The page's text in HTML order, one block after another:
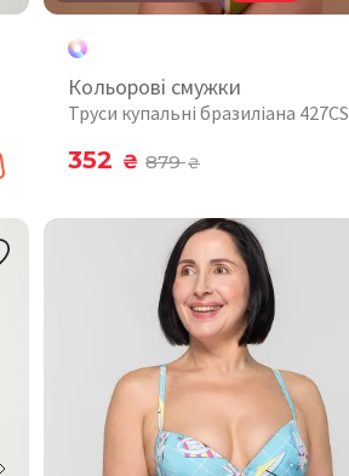
Кольорові смужки
Труси купальні бразиліана 427CS
352 ₴ 879₴